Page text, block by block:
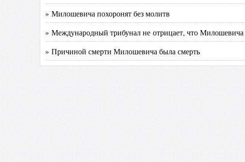
» Милошевича похоронят без молитв
» Международный трибунал не отрицает, что Милошевича
» Причиной смерти Милошевича была смерть